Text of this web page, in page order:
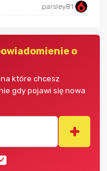
parsley81
o
na które chcesz
gdy pojawi się nowa